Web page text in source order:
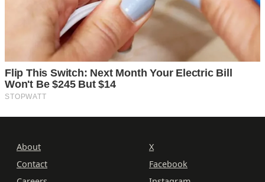
About
Contact
X
Facebook